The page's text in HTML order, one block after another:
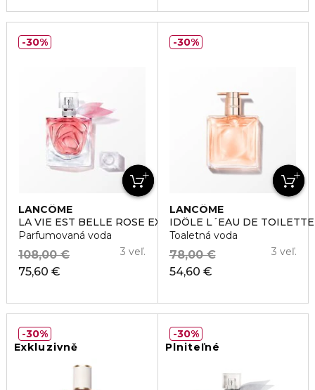
LANCÔME
LA VIE EST BELLE ROSE EXTRAORDINAIRE
Parfumovaná voda
75,60 €
108,00 € 3 veľ.
30%
LANCÔME
IDÔLE L´EAU DE TOILETTE
Toaletná voda
54,60 €
78,00 € 3 veľ.
30%
Exkluzivně
30%
Plniteľné
30%